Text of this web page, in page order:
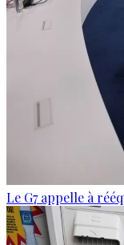
Le G7 appelle à